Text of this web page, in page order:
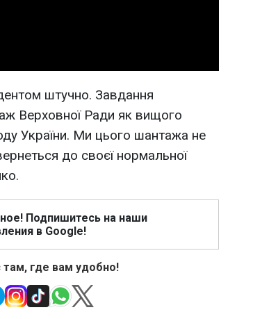
штучно. Завдання
Верховної Ради як вищого
України. Ми цього шантажа не
до своєї нормальної
Подпишитесь на наши
в Google!
там, где вам удобно!